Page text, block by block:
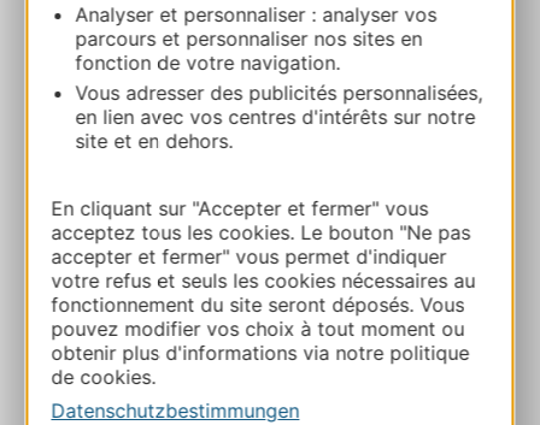
Analyser et personnaliser : analyser vos
parcours et personnaliser nos sites en
fonction de votre navigation.
Vous adresser des publicités personnalisées,
en lien avec vos centres d'intérêts sur notre
site et en dehors.
En cliquant sur "Accepter et fermer" vous
acceptez tous les cookies. Le bouton "Ne pas
accepter et fermer" vous permet d'indiquer
votre refus et seuls les cookies nécessaires au
fonctionnement du site seront déposés. Vous
pouvez modifier vos choix à tout moment ou
obtenir plus d'informations via notre politique
de cookies.
Datenschutzbestimmungen
L’ Olivier – Camping
147 chemin d’Aubais 30250 JUNAS
04 66 80 39 52
E-mail
Webseite